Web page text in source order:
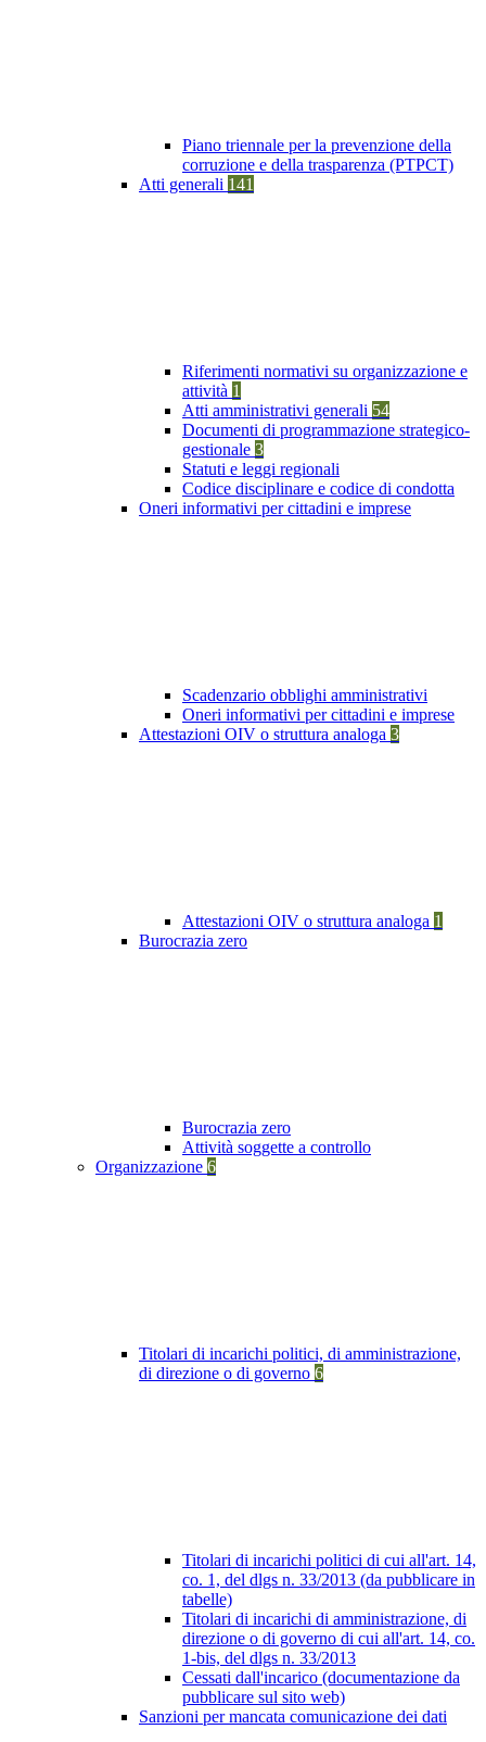
Piano triennale per la prevenzione della
corruzione e della trasparenza (PTPCT)
Atti generali 141
Riferimenti normativi su organizzazione e
attività 1
Atti amministrativi generali 54
Documenti di programmazione strategico-
gestionale 3
Statuti e leggi regionali
Codice disciplinare e codice di condotta
Oneri informativi per cittadini e imprese
Scadenzario obblighi amministrativi
Oneri informativi per cittadini e imprese
Attestazioni OIV o struttura analoga 3
Attestazioni OIV o struttura analoga 1
Burocrazia zero
Burocrazia zero
Attività soggette a controllo
Organizzazione 6
Titolari di incarichi politici, di amministrazione,
di direzione o di governo 6
Titolari di incarichi politici di cui all'art. 14,
co. 1, del dlgs n. 33/2013 (da pubblicare in
tabelle)
Titolari di incarichi di amministrazione, di
direzione o di governo di cui all'art. 14, co.
1-bis, del dlgs n. 33/2013
Cessati dall'incarico (documentazione da
pubblicare sul sito web)
Sanzioni per mancata comunicazione dei dati